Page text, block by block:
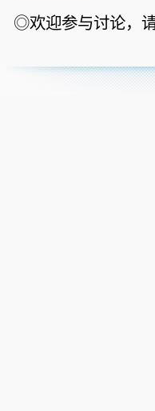
◎欢迎参与讨论，